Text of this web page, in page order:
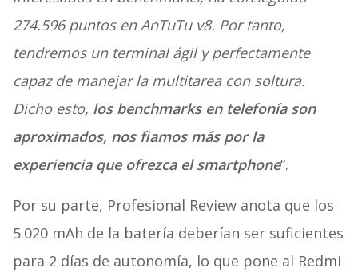
274.596 puntos en AnTuTu v8. Por tanto,
tendremos un terminal ágil y perfectamente
capaz de manejar la multitarea con soltura.
Dicho esto, los benchmarks en telefonía son
aproximados, nos fiamos más por la
experiencia que ofrezca el smartphone“.
Por su parte, Profesional Review anota que los
5.020 mAh de la batería deberían ser suficientes
para 2 días de autonomía, lo que pone al Redmi